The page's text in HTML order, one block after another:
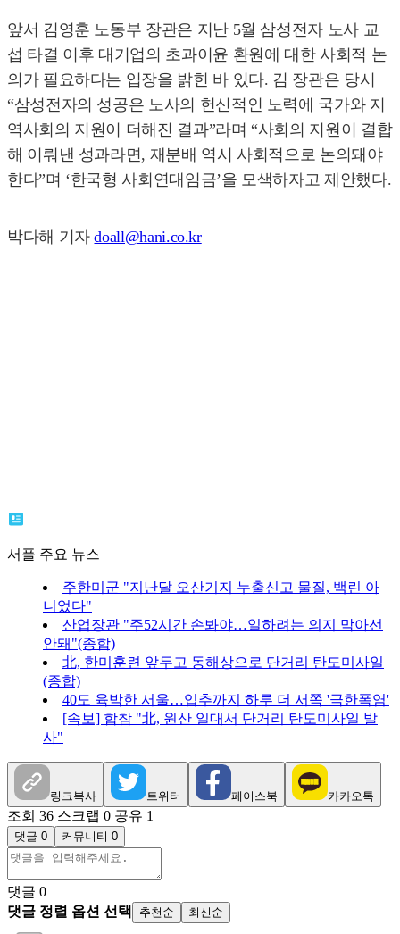
앞서 김영훈 노동부 장관은 지난 5월 삼성전자 노사 교
섭 타결 이후 대기업의 초과이윤 환원에 대한 사회적 논
의가 필요하다는 입장을 밝힌 바 있다. 김 장관은 당시
“삼성전자의 성공은 노사의 헌신적인 노력에 국가와 지
역사회의 지원이 더해진 결과”라며 “사회의 지원이 결합
해 이뤄낸 성과라면, 재분배 역시 사회적으로 논의돼야
한다”며 ‘한국형 사회연대임금’을 모색하자고 제안했다.
박다해 기자doall@hani.co.kr
서플 주요 뉴스
주한미군 "지난달 오산기지 누출신고 물질, 백린 아
니었다"
산업장관 "주52시간 손봐야…일하려는 의지 막아선
안돼"(종합)
北, 한미훈련 앞두고 동해상으로 단거리 탄도미사일
(종합)
40도 육박한 서울…입추까지 하루 더 서쪽 '극한폭염'
[속보] 합참 "北, 원산 일대서 단거리 탄도미사일 발
사"
링크복사 트위터 페이스북 카카오톡
조회 36 스크랩 0 공유 1
댓글 0 커뮤니티 0
댓글 0
댓글 정렬 옵션 선택
추천순 최신순